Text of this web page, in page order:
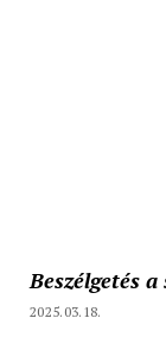
Beszélgetés
2025.03.18.